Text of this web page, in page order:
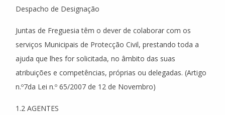
Despacho de Designação
Juntas de Freguesia têm o dever de colaborar com os
serviços Municipais de Protecção Civil, prestando toda a
ajuda que lhes for solicitada, no âmbito das suas
atribuições e competências, próprias ou delegadas. (Artigo
n.º7da Lei n.º 65/2007 de 12 de Novembro)
1.2 AGENTES